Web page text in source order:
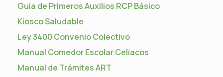
Guia de Primeros Auxilios RCP Básico
Kiosco Saludable
Ley 3400 Convenio Colectivo
Manual Comedor Escolar Celíacos
Manual de Trámites ART